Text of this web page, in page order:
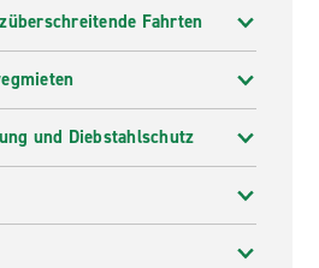
Fahrten
und Diebstahlschutz